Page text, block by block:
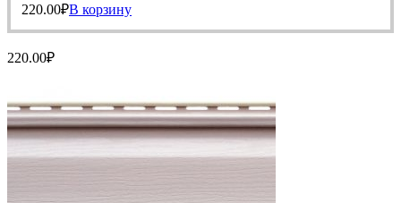
220.00₽В корзину
220.00₽